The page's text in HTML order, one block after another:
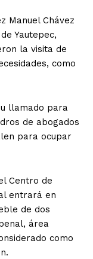
Manuel Chávez
Yautepec,
la visita de
como
llamado para
de abogados
para ocupar
Centro de
entrará en
de dos
área
como